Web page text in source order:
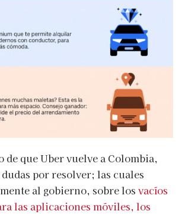
de que Uber vuelve a Colombia,
por resolver; las cuales
al gobierno, sobre los vacíos
las aplicaciones móviles, los